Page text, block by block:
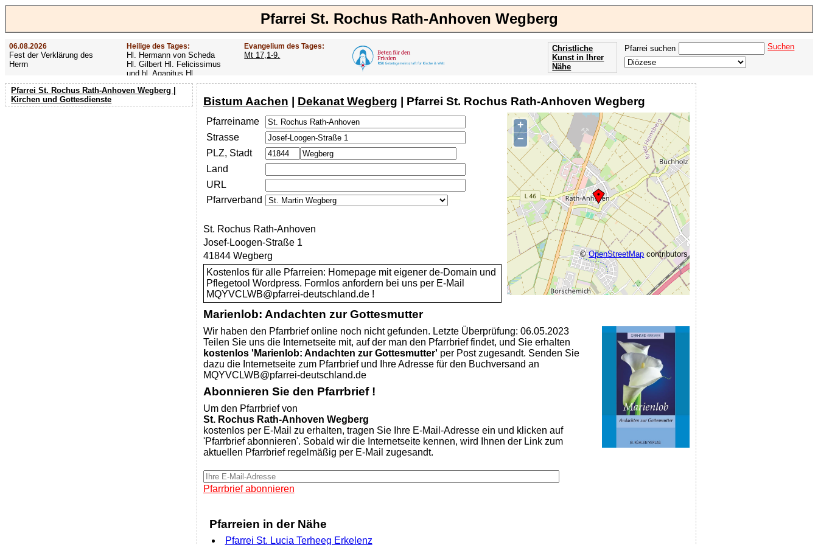
Pfarrei St. Rochus Rath-Anhoven Wegberg
06.08.2026
Fest der Verklärung des
Herrn
Heilige des Tages:
Hl. Hermann von Scheda
Hl. Gilbert Hl. Felicissimus
und hl. Agapitus Hl.
Gezelinus (Gozelin)
Evangelium des Tages:
Mt 17,1-9.
Pfarrei suchen Suchen
Christliche
Kunst in Ihrer
Nähe
Pfarrei St. Rochus Rath-Anhoven Wegberg |
Kirchen und Gottesdienste
Bistum Aachen | Dekanat Wegberg | Pfarrei St. Rochus Rath-Anhoven Wegberg
+
−
©OpenStreetMap contributors
Pfarreiname
Strasse
PLZ, Stadt
Land
URL
Pfarrverband
St. Rochus Rath-Anhoven
Josef-Loogen-Straße 1
41844 Wegberg
Kostenlos für alle Pfarreien: Homepage mit eigener de-Domain und
Pflegetool Wordpress. Formlos anfordern bei uns per E-Mail
MQYVCLWB@pfarrei-deutschland.de !
Marienlob: Andachten zur Gottesmutter
Wir haben den Pfarrbrief online noch nicht gefunden. Letzte Überprüfung: 06.05.2023
Teilen Sie uns die Internetseite mit, auf der man den Pfarrbrief findet, und Sie erhalten
kostenlos 'Marienlob: Andachten zur Gottesmutter' per Post zugesandt. Senden Sie
dazu die Internetseite zum Pfarrbrief und Ihre Adresse für den Buchversand an
MQYVCLWB@pfarrei-deutschland.de
Abonnieren Sie den Pfarrbrief !
Um den Pfarrbrief von
St. Rochus Rath-Anhoven Wegberg
kostenlos per E-Mail zu erhalten, tragen Sie Ihre E-Mail-Adresse ein und klicken auf
'Pfarrbrief abonnieren'. Sobald wir die Internetseite kennen, wird Ihnen der Link zum
aktuellen Pfarrbrief regelmäßig per E-Mail zugesandt.
Pfarrbrief abonnieren
Pfarreien in der Nähe
Pfarrei St. Lucia Terheeg Erkelenz